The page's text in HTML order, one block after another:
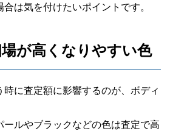
は気を付けたいポイントです。
が高くなりやすい色
に査定額に影響するのが、ボディ
ールやブラックなどの色は査定で高